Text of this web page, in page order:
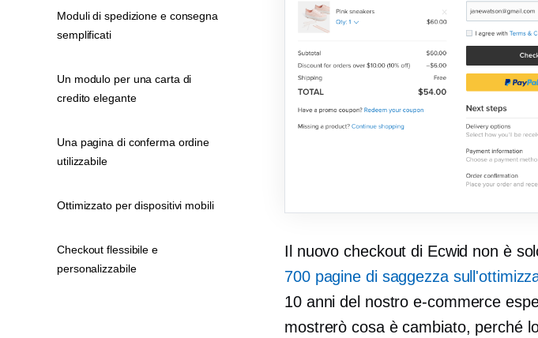
Il nuovo checkout di Ecwid non è
700 pagine di saggezza
10 anni del nostroe-commerce
mostrerò cosa è cambiato, perché
Moduli di spedizione e consegna
semplificati
Un modulo per una carta di
credito elegante
Una pagina di conferma ordine
utilizzabile
Ottimizzato per dispositivi mobili
Checkout flessibile e
personalizzabile